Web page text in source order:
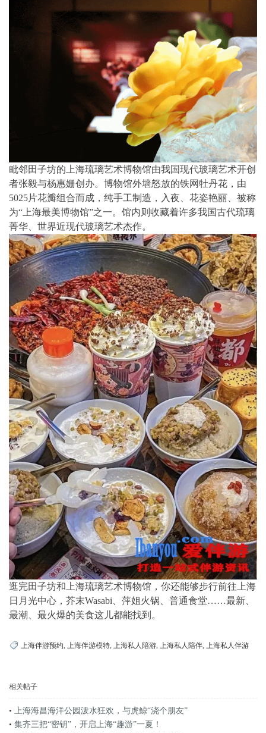
毗邻田子坊的上海琉璃艺术博物馆由我国现代玻璃艺术开创
者张毅与杨惠姗创办。博物馆外墙怒放的铁网牡丹花，由
5025片花瓣组合而成，纯手工制造，入夜、花姿艳丽、被称
为“上海最美博物馆”之一。馆内则收藏着许多我国古代琉璃
菁华、世界近现代玻璃艺术杰作。
逛完田子坊和上海琉璃艺术博物馆，你还能够步行前往上海
日月光中心，芥末Wasabi、萍姐火锅、普通食堂……最新、
最潮、最火爆的美食这儿都能找到。
上海伴游预约, 上海伴游模特, 上海私人陪游, 上海私人陪伴, 上海私人伴游
相关帖子
• 上海海昌海洋公园泼水狂欢，与虎鲸“浇个朋友”
• 集齐三把“密钥”，开启上海“趣游”一夏！